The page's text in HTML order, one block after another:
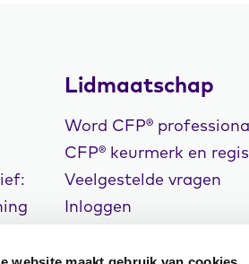
Lidmaatschap
Word CFP®
CFP® keurmerk en
Veelgestelde vragen
Inloggen